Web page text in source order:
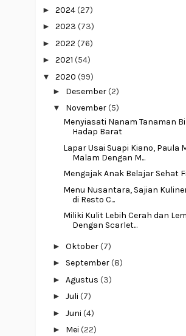
► 2024(27)
► 2023 (73)
► 2022 (76)
► 2021 (54)
▼ 2020 (99)
► Desember(2)
▼ November(5)
Menyiasati Nanam Tanaman
Hadap Barat
Lapar Usai Suapi Kiano, Paula
Malam Dengan M...
Mengajak Anak Belajar Sehat
Menu Nusantara, Sajian
di Resto C...
Miliki Kulit Lebih Cerah dan
Dengan Scarlet...
► Oktober(7)
► September(8)
► Agustus (3)
► Juli (7)
► Juni (4)
► Mei (22)